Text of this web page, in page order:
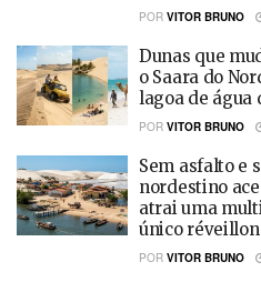
POR VITOR BRUNO
Dunas que
o Saara do
lagoa de água
POR VITOR BRUNO
Sem asfalto e
nordestino
atrai uma
único réveillon
POR VITOR BRUNO